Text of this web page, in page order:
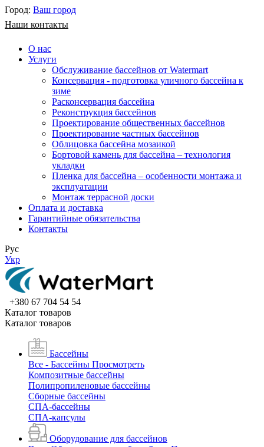
Город: Ваш город
Наши контакты
О нас
Услуги
Обслуживание бассейнов от Watermart
Консервация - подготовка уличного бассейна к
зиме
Расконсервация бассейна
Реконструкция бассейнов
Проектирование общественных бассейнов
Проектирование частных бассейнов
​Облицовка бассейна мозаикой
Бортовой камень для бассейна – технология
укладки
Пленка для бассейна – особенности монтажа и
эксплуатации
Монтаж террасной доски
Оплата и доставка
Гарантийные обязательства
Контакты
Рус
Укр
+380 67 704 54 54
Каталог товаров
Каталог товаров
Бассейны
Все - Бассейны Просмотреть
Композитные бассейны
Полипропиленовые бассейны
Сборные бассейны
СПА-бассейны
СПА-капсулы
Оборудование для бассейнов